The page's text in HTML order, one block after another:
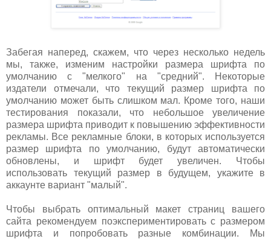
Забегая наперед, скажем, что через несколько недель
мы, также, изменим настройки размера шрифта по
умолчанию с "мелкого" на "средний". Некоторые
издатели отмечали, что текущий размер шрифта по
умолчанию может быть слишком мал. Кроме того, наши
тестирования показали, что небольшое увеличение
размера шрифта приводит к повышению эффективности
рекламы. Все рекламные блоки, в которых используется
размер шрифта по умолчанию, будут автоматически
обновлены, и шрифт будет увеличен. Чтобы
использовать текущий размер в будущем, укажите в
аккаунте вариант "малый".
Чтобы выбрать оптимальный макет страниц вашего
сайта рекомендуем поэкспериментировать с размером
шрифта и попробовать разные комбинации. Мы